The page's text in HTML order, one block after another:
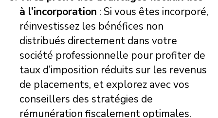
à l’incorporation : Si vous êtes incorporé,
réinvestissez les bénéfices non
distribués directement dans votre
société professionnelle pour profiter de
taux d’imposition réduits sur les revenus
de placements, et explorez avec vos
conseillers des stratégies de
rémunération fiscalement optimales.